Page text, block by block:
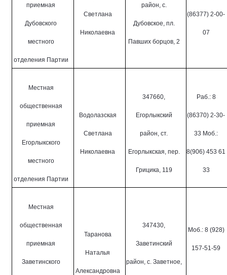
приемная
Дубовского
местного
отделения Партии
Светлана
Николаевна
район, с.
Дубовское, пл.
Павших борцов, 2
(86377) 2-00-
07
Местная
общественная
приемная
Егорлыкского
местного
отделения Партии
Водолазская
Светлана
Николаевна
347660,
Егорлыкский
район, ст.
Егорлыкская, пер.
Грицика, 119
Раб.: 8
(86370) 2-30-
33 Моб.:
8(906) 453 61
33
Местная
общественная
приемная
Заветинского
Таранова
Наталья
Александровна
347430,
Заветинский
район, с. Заветное,
Моб.: 8 (928)
157-51-59